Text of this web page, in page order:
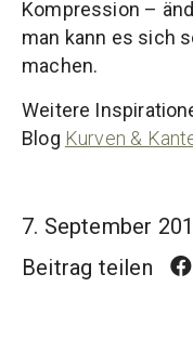
Kompression –
man kann es sich
machen.
Weitere
Blog Kurven &
7. September
Beitrag teilen